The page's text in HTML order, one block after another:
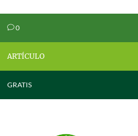
v0
ARTÍCULO
GRATIS